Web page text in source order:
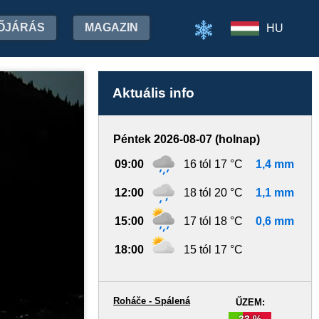
MAGAZIN HU
Aktuális info
Péntek 2026-08-07 (holnap)
09:00 16 tól 17 °C 1,4 mm
12:00 18 tól 20 °C 1,1 mm
15:00 17 tól 18 °C 0,6 mm
18:00 15 tól 17 °C
ŰZEM:
Roháče - Spálená